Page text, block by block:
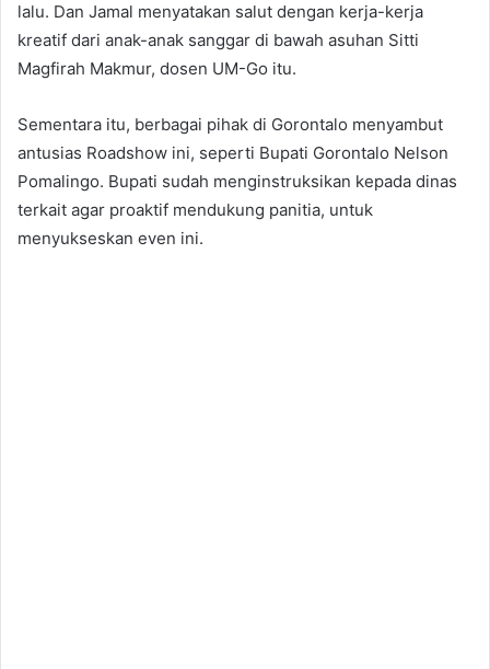
lalu. Dan Jamal menyatakan salut dengan kerja-kerja
kreatif dari anak-anak sanggar di bawah asuhan Sitti
Magfirah Makmur, dosen UM-Go itu.
Sementara itu, berbagai pihak di Gorontalo menyambut
antusias Roadshow ini, seperti Bupati Gorontalo Nelson
Pomalingo. Bupati sudah menginstruksikan kepada dinas
terkait agar proaktif mendukung panitia, untuk
menyukseskan even ini.